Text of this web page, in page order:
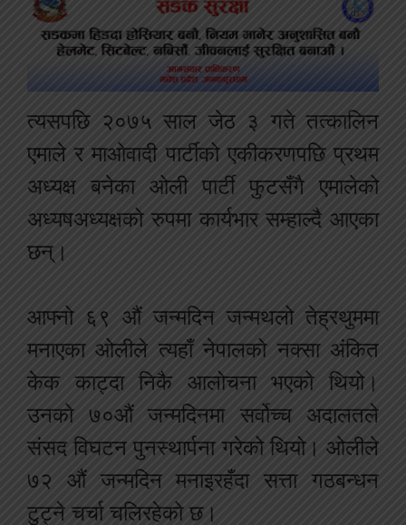
त्यसपछि २०७५ साल जेठ ३ गते तत्कालिन
एमाले र माओवादी पार्टीको एकीकरणपछि प्रथम
अध्यक्ष बनेका ओली पार्टी फुटसँगै एमालेको
अध्यषअध्यक्षको रुपमा कार्यभार सम्हाल्दै आएका
छन्।
आफ्नो ६९ औं जन्मदिन जन्मथलो तेह्रथुममा
मनाएका ओलीले त्यहाँ नेपालको नक्सा अंकित
केक काट्दा निकै आलोचना भएको थियो।
उनको ७०औं जन्मदिनमा सर्वोच्च अदालतले
संसद विघटन पुनस्थार्पना गरेको थियो। ओलीले
७२ औं जन्मदिन मनाइरहँदा सत्ता गठबन्धन
टुट्ने चर्चा चलिरहेको छ।